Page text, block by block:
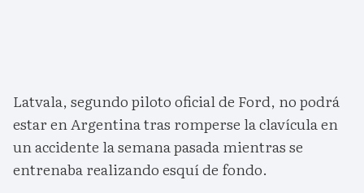
Latvala, segundo piloto oficial de Ford, no podrá
estar en Argentina tras romperse la clavícula en
un accidente la semana pasada mientras se
entrenaba realizando esquí de fondo.